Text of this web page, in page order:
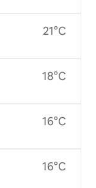
21°C
18°C
16°C
16°C